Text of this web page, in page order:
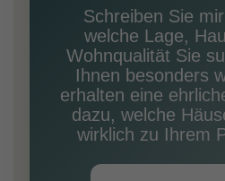
Schreiben Sie
welche Lage,
Wohnqualität Sie
Ihnen besonders
erhalten eine
dazu, welche
wirklich zu Ihrem